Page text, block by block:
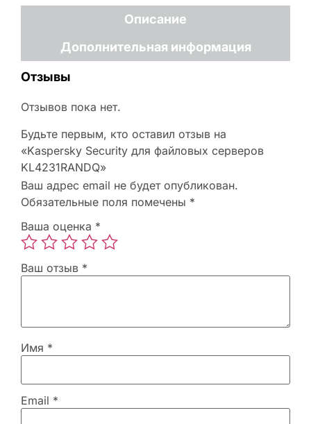
Описание
Дополнительная информация
Отзывы
Отзывов пока нет.
Будьте первым, кто оставил отзыв на
«Kaspersky Security для файловых серверов
KL4231RANDQ»
Ваш адрес email не будет опубликован.
Обязательные поля помечены *
Ваша оценка *
Ваш отзыв *
Имя *
Email *